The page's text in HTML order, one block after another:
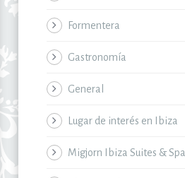
Formentera
Gastronomía
General
Lugar de interés en Ibiza
Migjorn Ibiza Suites & Spa